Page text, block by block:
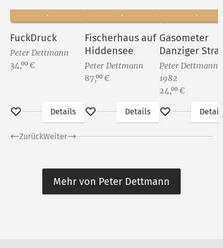
FuckDruck
Peter Dettmann
Preis:
34,00 €
Merken
Details
Fischerhaus auf
Hiddensee
Peter Dettmann
Preis:
87,00 €
Merken
Details
Gasometer
Danziger
(2)
Peter Dettmann |
1982
Preis:
24,00 €
Merken
ZurückWeiter
Mehr von Peter Dettmann